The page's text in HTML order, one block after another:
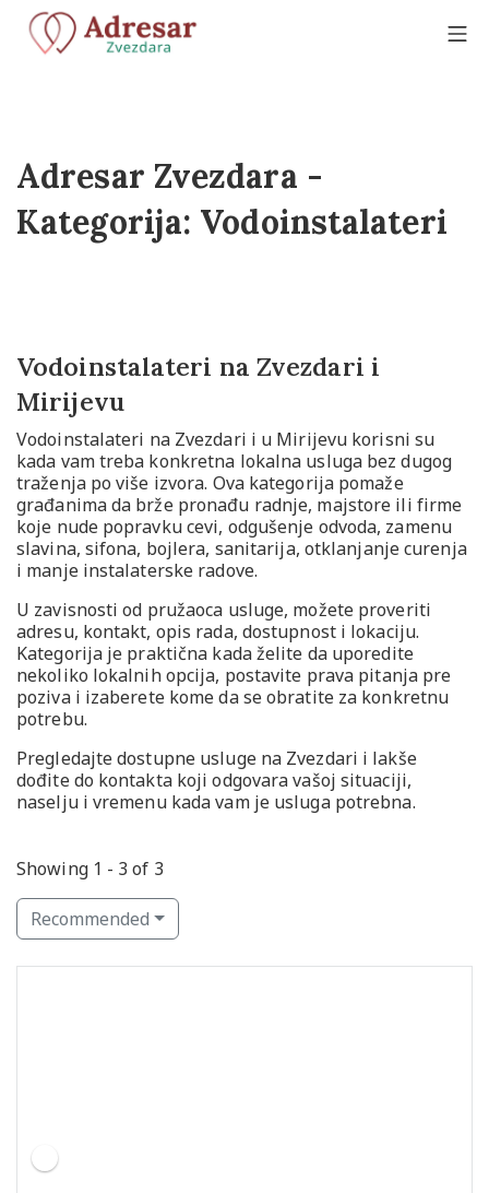
Adresar Zvezdara -
Kategorija: Vodoinstalateri
Vodoinstalateri na Zvezdari i
Mirijevu
Vodoinstalateri na Zvezdari i u Mirijevu korisni su
kada vam treba konkretna lokalna usluga bez dugog
traženja po više izvora. Ova kategorija pomaže
građanima da brže pronađu radnje, majstore ili firme
koje nude popravku cevi, odgušenje odvoda, zamenu
slavina, sifona, bojlera, sanitarija, otklanjanje curenja
i manje instalaterske radove.
U zavisnosti od pružaoca usluge, možete proveriti
adresu, kontakt, opis rada, dostupnost i lokaciju.
Kategorija je praktična kada želite da uporedite
nekoliko lokalnih opcija, postavite prava pitanja pre
poziva i izaberete kome da se obratite za konkretnu
potrebu.
Pregledajte dostupne usluge na Zvezdari i lakše
dođite do kontakta koji odgovara vašoj situaciji,
naselju i vremenu kada vam je usluga potrebna.
Showing 1 - 3 of 3
Recommended